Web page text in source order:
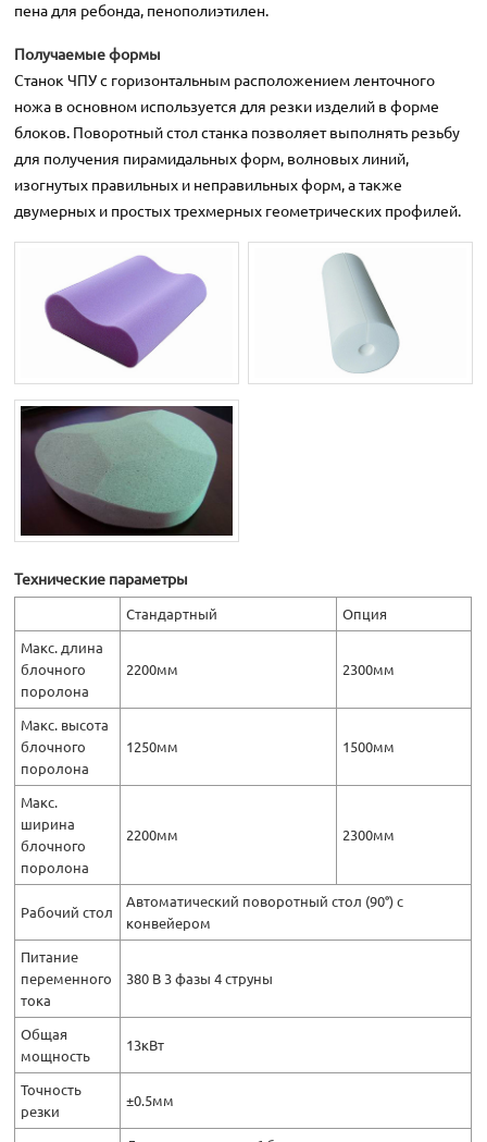
пена для ребонда, пенополиэтилен.
Получаемые формы
Станок ЧПУ с горизонтальным расположением ленточного
ножа в основном используется для резки изделий в форме
блоков. Поворотный стол станка позволяет выполнять резьбу
для получения пирамидальных форм, волновых линий,
изогнутых правильных и неправильных форм, а также
двумерных и простых трехмерных геометрических профилей.
Технические параметры
Стандартный Опция
Макс. длина
блочного
поролона
2200мм 2300мм
Макс. высота
блочного
поролона
1250мм 1500мм
Макс.
ширина
блочного
поролона
2200мм 2300мм
Рабочий стол
Автоматический поворотный стол (90°) с
конвейером
Питание
переменного
тока
380 В 3 фазы 4 струны
Общая
мощность
13кВт
Точность
резки
±0.5мм